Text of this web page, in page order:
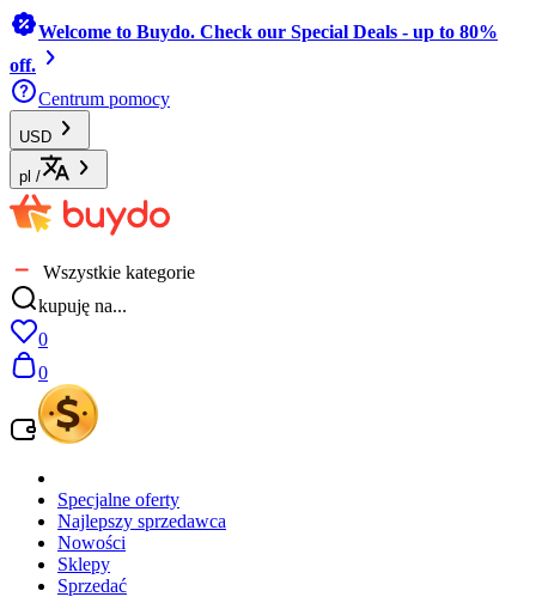
Welcome to Buydo. Check our Special Deals - up to 80%
off.
Centrum pomocy
USD
pl /
Wszystkie kategorie
kupuję na...
0
0
Specjalne oferty
Najlepszy sprzedawca
Nowości
Sklepy
Sprzedać